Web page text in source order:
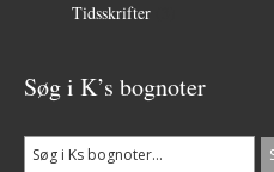
Tidsskrifter
Søg i K’s bognoter